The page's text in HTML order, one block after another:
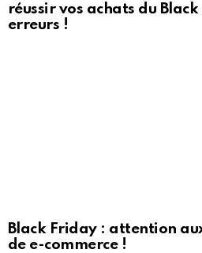
réussir vos achats du
erreurs !
Black Friday : attention
de e-commerce !